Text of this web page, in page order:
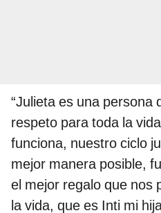
“Julieta es una persona
respeto para toda la
funciona, nuestro ciclo
mejor manera posible,
el mejor regalo que nos
la vida, que es Inti mi